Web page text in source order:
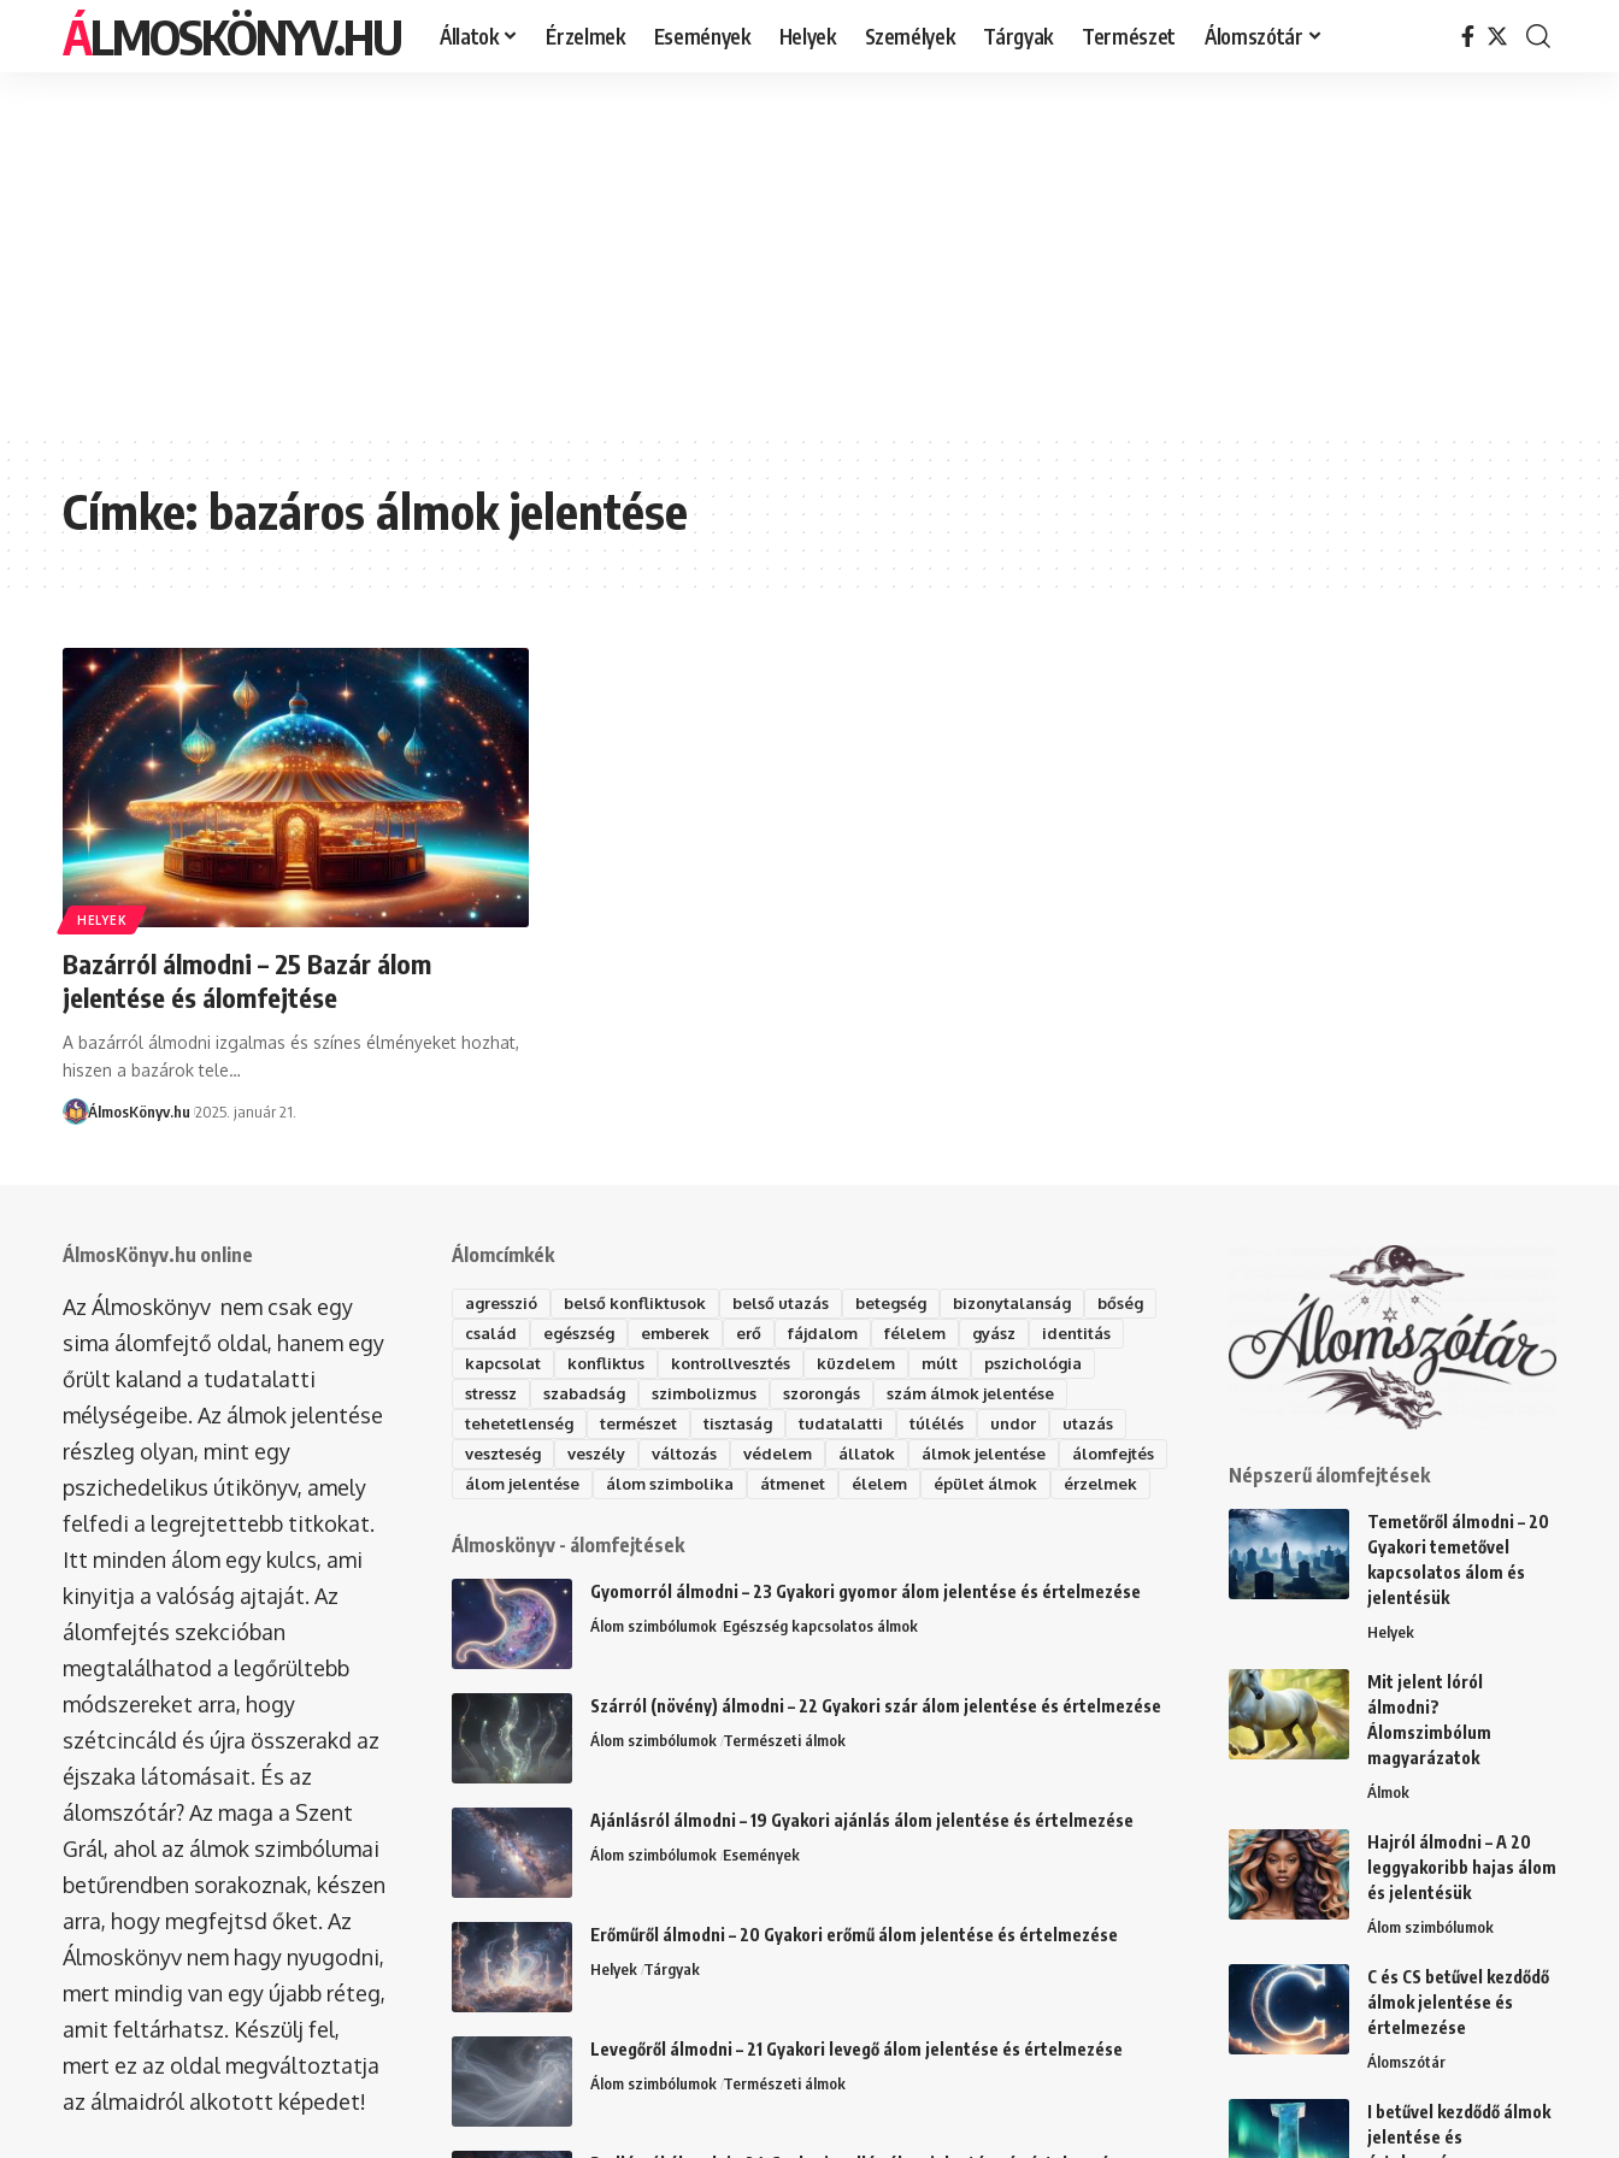
ÁLMOSKÖNYV.HU Állatok Érzelmek Események Helyek Személyek Tárgyak Természet Álomszótár
Címke:bazáros álmok jelentése
HELYEK
Bazárról álmodni – 25 Bazár álom
jelentése és álomfejtése
A bazárról álmodni izgalmas és színes élményeket hozhat,
hiszen a bazárok tele…
ÁlmosKönyv.hu 2025. január 21.
ÁlmosKönyv.hu online
Az Álmoskönyv nem csak egy
sima álomfejtő oldal, hanem egy
őrült kaland a tudatalatti
mélységeibe. Az álmok jelentése
részleg olyan, mint egy
pszichedelikus útikönyv, amely
felfedi a legrejtettebb titkokat.
Itt minden álom egy kulcs, ami
kinyitja a valóság ajtaját. Az
álomfejtés szekcióban
megtalálhatod a legőrültebb
módszereket arra, hogy
szétcincáld és újra összerakd az
éjszaka látomásait. És az
álomszótár? Az maga a Szent
Grál, ahol az álmok szimbólumai
betűrendben sorakoznak, készen
arra, hogy megfejtsd őket. Az
Álmoskönyv nem hagy nyugodni,
mert mindig van egy újabb réteg,
amit feltárhatsz. Készülj fel,
mert ez az oldal megváltoztatja
az álmaidról alkotott képedet!
Álomcímkék
agresszió belső konfliktusok belső utazás betegség bizonytalanság
bőség
család
egészség emberek erő fájdalom félelem gyász
identitás
kapcsolat
konfliktus kontrollvesztés küzdelem múlt
pszichológia
stressz
szabadság szimbolizmus szorongás
szám álmok jelentése
tehetetlenség
természet tisztaság tudatalatti túlélés undor
utazás
veszteség
veszély változás védelem állatok álmok jelentése
álomfejtés
álom jelentése
álom szimbolika átmenet élelem épület álmok érzelmek
Álmoskönyv - álomfejtések
Gyomorról álmodni – 23 Gyakori gyomor álom jelentése és értelmezése
Álom szimbólumok Egészség kapcsolatos álmok
Szárról (növény) álmodni – 22 Gyakori szár álom jelentése és értelmezése
Álom szimbólumok Természeti álmok
Ajánlásról álmodni – 19 Gyakori ajánlás álom jelentése és értelmezése
Álom szimbólumok Események
Erőműről álmodni – 20 Gyakori erőmű álom jelentése és értelmezése
Helyek Tárgyak
Levegőről álmodni – 21 Gyakori levegő álom jelentése és értelmezése
Álom szimbólumok Természeti álmok
Népszerű álomfejtések
Temetőről álmodni – 20
Gyakori temetővel
kapcsolatos álom és
jelentésük
Helyek
Mit jelent lóról
álmodni?
Álomszimbólum
magyarázatok
Álmok
Hajról álmodni – A 20
leggyakoribb hajas álom
és jelentésük
Álom szimbólumok
C és CS betűvel kezdődő
álmok jelentése és
értelmezése
Álomszótár
I betűvel kezdődő álmok
jelentése és